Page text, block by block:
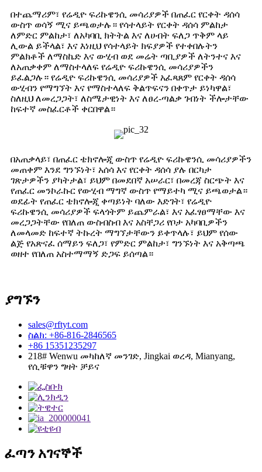
በተጨማሪም፣ የሬዲዮ ፍሪኩዌንሲ መሳሪያዎች በጠፈር የርቀት ዳሰሳ
ውስጥ ወሳኝ ሚና ይጫወታሉ። የሳተላይት የርቀት ዳሰሳ ምልከታ
ለምድር ምልከታ፣ ለአካባቢ ክትትል እና ለሀብት ፍለጋ ጥቅም ላይ
ሊውል ይችላል፣ እና እነዚህ የሳተላይት ክፍያዎች የተቀበሉትን
ምልክቶች ለማስኬድ እና ውሂብ ወደ መሬት ጣቢያዎች ለትንተና እና
ለአጠቃቀም ለማስተላለፍ የሬዲዮ ፍሪኩዌንሲ መሳሪያዎችን
ይፈልጋሉ። የሬዲዮ ፍሪኩዌንሲ መሳሪያዎች አፈጻጸም የርቀት ዳሰሳ
ውሂብን የማግኘት እና የማስተላለፍ ቅልጥፍናን በቀጥታ ይነካዋል፣
ስለዚህ ለመረጋጋት፣ ለስሜታዊነት እና ለፀረ-ጣልቃ ገብነት ችሎታቸው
ከፍተኛ መስፈርቶች ቀርበዋል።
በአጠቃላይ፣ በጠፈር ቴክኖሎጂ ውስጥ የሬዲዮ ፍሪኩዌንሲ መሳሪያዎችን
መጠቀም እንደ ግንኙነት፣ አሰሳ እና የርቀት ዳሰሳ ያሉ በርካታ
ገጽታዎችን ያካትታል፣ ይህም በመደበኛ አሠራር፣ በመረጃ ስርጭት እና
የጠፈር መንኮራኩር የውሂብ ማግኛ ውስጥ የማይተካ ሚና ይጫወታል።
ወደፊት የጠፈር ቴክኖሎጂ ቀጣይነት ባለው እድገት፣ የሬዲዮ
ፍሪኩዌንሲ መሳሪያዎች ፍላጎትም ይጨምራል፣ እና አፈፃፀማቸው እና
መረጋጋትቸው የበለጠ ውስብስብ እና አስቸጋሪ የቦታ አካባቢዎችን
ለመላመድ ከፍተኛ ትኩረት ማግኘታቸውን ይቀጥላሉ፣ ይህም የሰው
ልጅ የአጽናፈ ሰማይን ፍለጋ፣ የምድር ምልከታ፣ ግንኙነት እና አቅጣጫ
ወዘተ የበለጠ አስተማማኝ ድጋፍ ይሰጣል።
ያግኙን
sales@rftyt.com
ስልክ: +86-816-2846565
+86 15351235297
218# Wenwu መካከለኛ መንገድ, Jingkai ወረዳ, Mianyang,
የሲቹዋን ግዛት ቻይና
ፈጣን አገናኞች